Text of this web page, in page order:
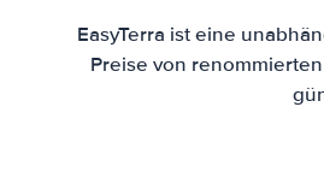
EasyTerra ist eine
Preise von